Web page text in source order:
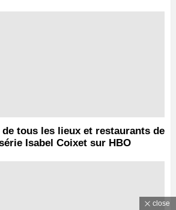
tous les lieux et restaurants de
Isabel Coixet sur HBO
close